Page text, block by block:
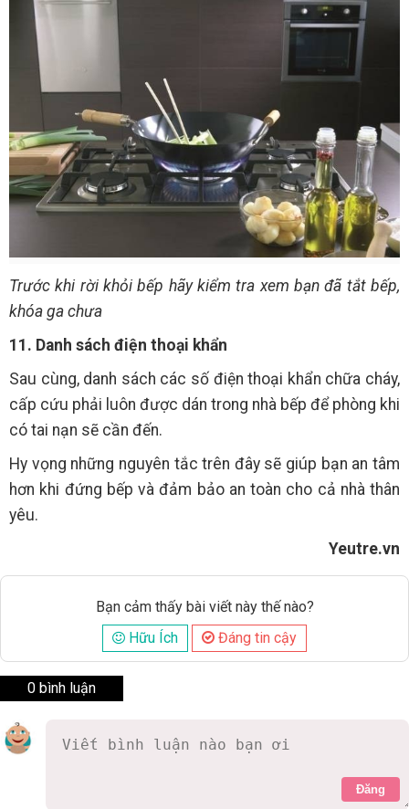
Trước khi rời khỏi bếp hãy kiểm tra xem bạn đã tắt bếp,
khóa ga chưa
11. Danh sách điện thoại khẩn
Sau cùng, danh sách các số điện thoại khẩn chữa cháy,
cấp cứu phải luôn được dán trong nhà bếp để phòng khi
có tai nạn sẽ cần đến.
Hy vọng những nguyên tắc trên đây sẽ giúp bạn an tâm
hơn khi đứng bếp và đảm bảo an toàn cho cả nhà thân
yêu.
Yeutre.vn
Bạn cảm thấy bài viết này thế nào?
Hữu Ích
Đáng tin cậy
0 bình luận
Đăng